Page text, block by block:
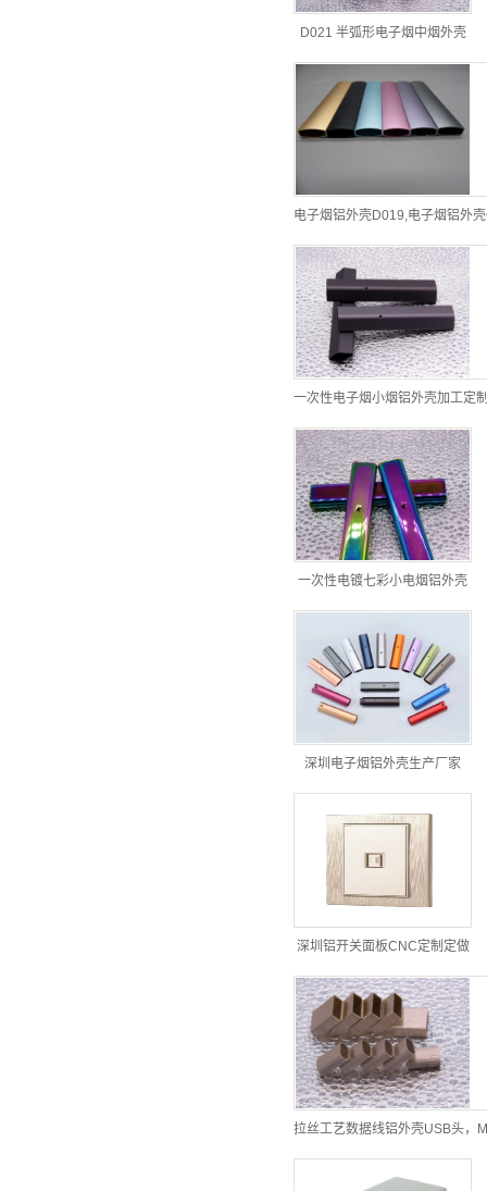
D021 半弧形电子烟中烟外壳
电子烟铝外壳D019,电子烟铝外
一次性电子烟小烟铝外壳加工定
一次性电镀七彩小电烟铝外壳
深圳电子烟铝外壳生产厂家
深圳铝开关面板CNC定制定做
拉丝工艺数据线铝外壳USB头，